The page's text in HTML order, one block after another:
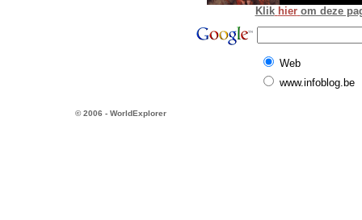
Klik hier om deze
Web
www.infoblog.be
© 2006 - WorldExplorer